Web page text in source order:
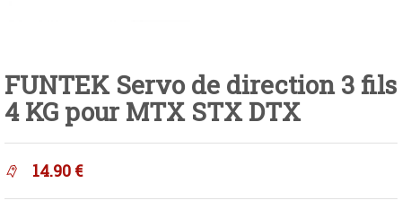
FUNTEK Servo de direction 3 fils
4 KG pour MTX STX DTX
14.90 €